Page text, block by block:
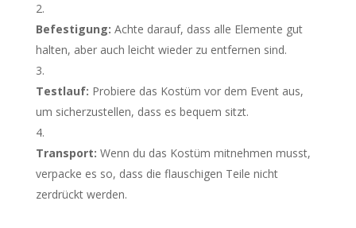
Befestigung: Achte darauf, dass alle Elemente gut
halten, aber auch leicht wieder zu entfernen sind.
Testlauf: Probiere das Kostüm vor dem Event aus,
um sicherzustellen, dass es bequem sitzt.
Transport: Wenn du das Kostüm mitnehmen musst,
verpacke es so, dass die flauschigen Teile nicht
zerdrückt werden.